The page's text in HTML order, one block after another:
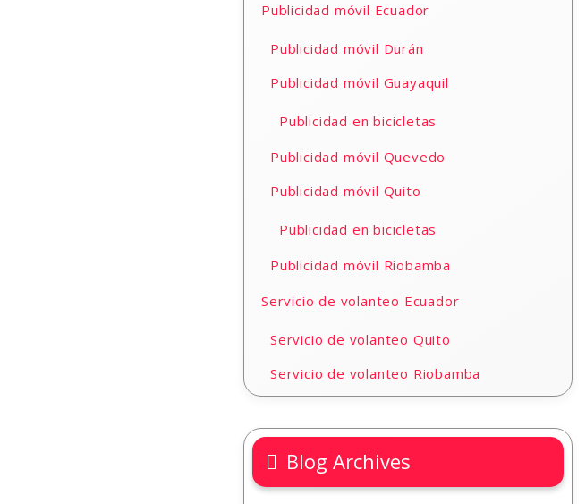
Publicidad móvil Ecuador
Publicidad móvil Durán
Publicidad móvil Guayaquil
Publicidad en bicicletas
Publicidad móvil Quevedo
Publicidad móvil Quito
Publicidad en bicicletas
Publicidad móvil Riobamba
Servicio de volanteo Ecuador
Servicio de volanteo Quito
Servicio de volanteo Riobamba
Blog Archives